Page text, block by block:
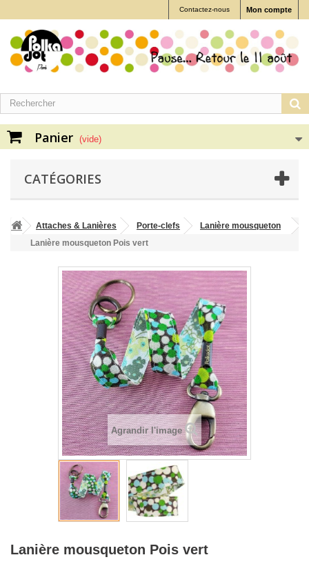
Mon compte
Contactez-nous
Panier (vide)
CATÉGORIES
Attaches & Lanières Porte-clefs
Lanière mousqueton
Lanière mousqueton Pois vert
Agrandir l'image
Lanière mousqueton Pois vert